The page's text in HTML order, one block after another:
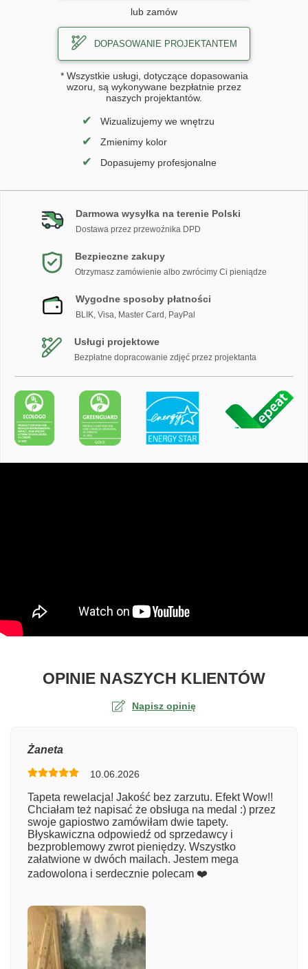
lub zamów
DOPASOWANIE PROJEKTANTEM
* Wszystkie usługi, dotyczące dopasowania
wzoru, są wykonywane bezpłatnie przez
naszych projektantów.
✔ Wizualizujemy we wnętrzu
✔ Zmienimy kolor
✔ Dopasujemy profesjonalne
Darmowa wysyłka na terenie Polski
Dostawa przez przewoźnika DPD
Bezpieczne zakupy
Otrzymasz zamówienie albo zwrócimy Ci pieniądze
Wygodne sposoby płatności
BLIK, Visa, Master Card, PayPal
Usługi projektowe
Bezpłatne dopracowanie zdjęć przez projektanta
OPINIE NASZYCH KLIENTÓWO
Napisz opinię
Numer zamówienia
Imię
Żaneta
10.06.2026
Tapeta rewelacja! Jakość bez zarzutu. Efekt Wow!!
Chciałam też napisać że obsługa na medal :) przez
swoje gapiostwo zamówiłam dwie tapety.
Błyskawiczna odpowiedź od sprzedawcy i
bezproblemowy zwrot pieniędzy. Wszystko
załatwione w dwóch mailach. Jestem mega
zadowolona i serdecznie polecam ❤️